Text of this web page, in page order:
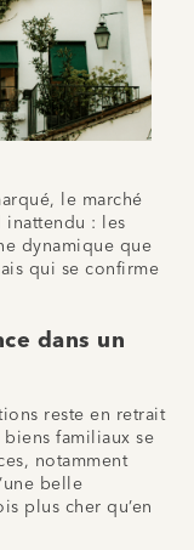
le marché
inattendu : les
dynamique que
qui se confirme
dans un
reste en retrait
familiaux se
notamment
belle
plus cher qu’en